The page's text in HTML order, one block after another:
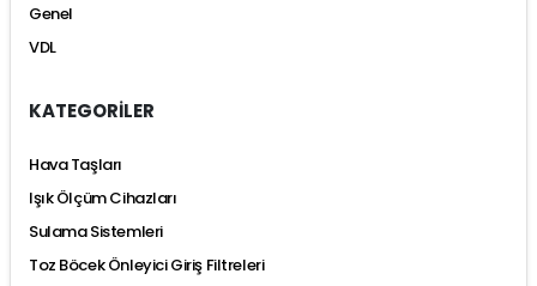
Genel
VDL
KATEGORİLER
Hava Taşları
Işık Ölçüm Cihazları
Sulama Sistemleri
Toz Böcek Önleyici Giriş Filtreleri